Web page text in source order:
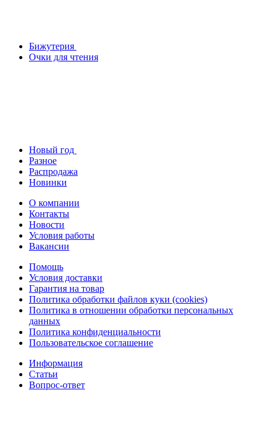
Бижутерия
Очки для чтения
Новый год
Разное
Распродажа
Новинки
О компании
Контакты
Новости
Условия работы
Вакансии
Помощь
Условия доставки
Гарантия на товар
Политика обработки файлов куки (cookies)
Политика в отношении обработки персональных
данных
Политика конфиденциальности
Пользовательское соглашение
Информация
Статьи
Вопрос-ответ